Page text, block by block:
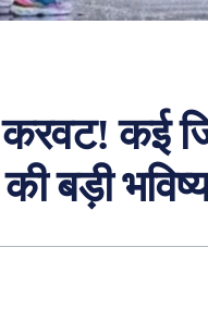
करवट! कई
बड़ी